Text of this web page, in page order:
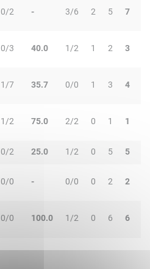
0/2 - 3/6 2 5 7
0/3 40.0 1/2 1 2 3
1/7 35.7 0/0 1 3 4
1/2 75.0 2/2 0 1 1
0/2 25.0 1/2 0 5 5
0/0 - 0/0 0 2 2
0/0 100.0 1/2 0 6 6